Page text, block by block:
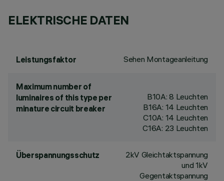
ELEKTRISCHE DATEN
Leistungsfaktor Sehen Montageanleitung
Maximum number of
luminaires of this type per
minature circuit breaker
B10A: 8 Leuchten
B16A: 14 Leuchten
C10A: 14 Leuchten
C16A: 23 Leuchten
Überspannungsschutz
2kV Gleichtaktspannung
und 1kV
Gegentaktspannung